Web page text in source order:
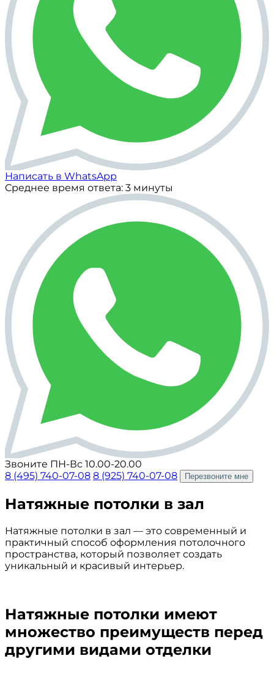
Написать в WhatsApp
Среднее время ответа: 3 минуты
Звоните ПН-Вс 10.00-20.00
8 (495) 740-07-08 8 (925) 740-07-08 Перезвоните мне
Натяжные потолки в зал
Натяжные потолки в зал — это современный и
практичный способ оформления потолочного
пространства, который позволяет создать
уникальный и красивый интерьер.
Натяжные потолки имеют
множество преимуществ перед
другими видами отделки